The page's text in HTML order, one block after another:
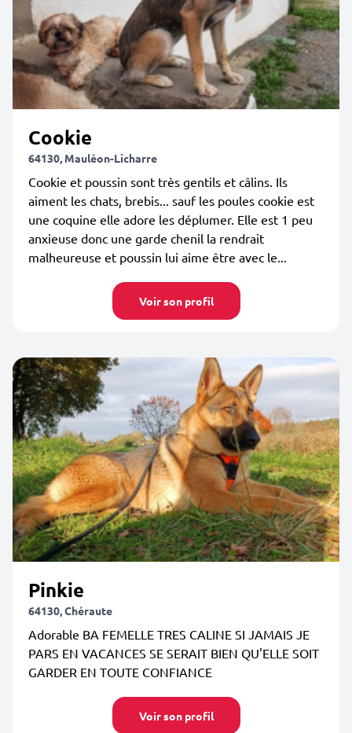
Cookie
64130, Mauléon-Licharre
Cookie et poussin sont très gentils et câlins. Ils
aiment les chats, brebis... sauf les poules cookie est
une coquine elle adore les déplumer. Elle est 1 peu
anxieuse donc une garde chenil la rendrait
malheureuse et poussin lui aime être avec le...
Voir son profil
Pinkie
64130, Chéraute
Adorable BA FEMELLE TRES CALINE SI JAMAIS JE
PARS EN VACANCES SE SERAIT BIEN QU'ELLE SOIT
GARDER EN TOUTE CONFIANCE
Voir son profil